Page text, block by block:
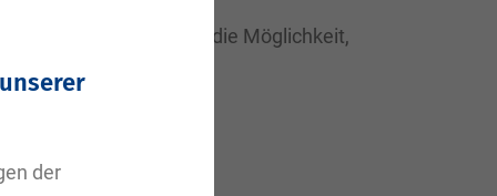
- hier haben Sie die Möglichkeit,
der